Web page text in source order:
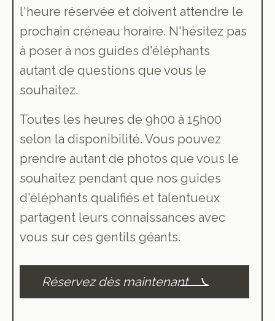
l'heure réservée et doivent attendre le
prochain créneau horaire. N'hésitez pas
à poser à nos guides d'éléphants
autant de questions que vous le
souhaitez.
Toutes les heures de 9h00 à 15h00
selon la disponibilité. Vous pouvez
prendre autant de photos que vous le
souhaitez pendant que nos guides
d'éléphants qualifiés et talentueux
partagent leurs connaissances avec
vous sur ces gentils géants.
Réservez dès maintenant